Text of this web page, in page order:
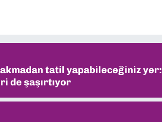
tatil yapabileceğiniz yer:
de şaşırtıyor